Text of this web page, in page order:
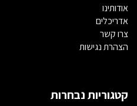
אודותינו
אדריכלים
צרו קשר
הצהרת נגישות
קטגוריות נבחרות